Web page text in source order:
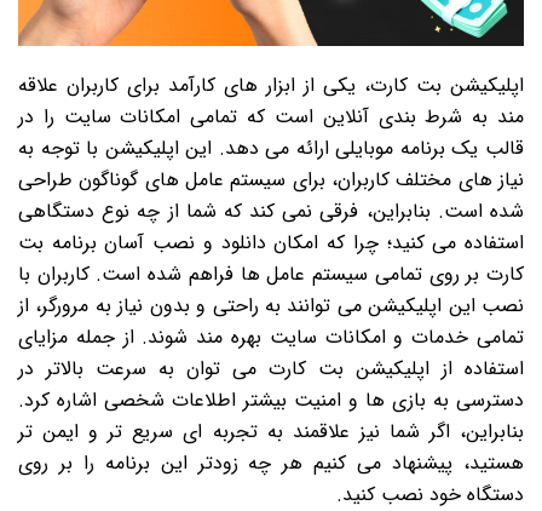
اپلیکیشن بت کارت، یکی از ابزار های کارآمد برای کاربران علاقه
مند به شرط بندی آنلاین است که تمامی امکانات سایت را در
قالب یک برنامه موبایلی ارائه می دهد. این اپلیکیشن با توجه به
نیاز های مختلف کاربران، برای سیستم عامل های گوناگون طراحی
شده است. بنابراین، فرقی نمی کند که شما از چه نوع دستگاهی
استفاده می کنید؛ چرا که امکان دانلود و نصب آسان برنامه بت
کارت بر روی تمامی سیستم عامل ها فراهم شده است. کاربران با
نصب این اپلیکیشن می توانند به راحتی و بدون نیاز به مرورگر، از
تمامی خدمات و امکانات سایت بهره مند شوند. از جمله مزایای
استفاده از اپلیکیشن بت کارت می توان به سرعت بالاتر در
دسترسی به بازی ها و امنیت بیشتر اطلاعات شخصی اشاره کرد.
بنابراین، اگر شما نیز علاقمند به تجربه ای سریع تر و ایمن تر
هستید، پیشنهاد می کنیم هر چه زودتر این برنامه را بر روی
دستگاه خود نصب کنید.